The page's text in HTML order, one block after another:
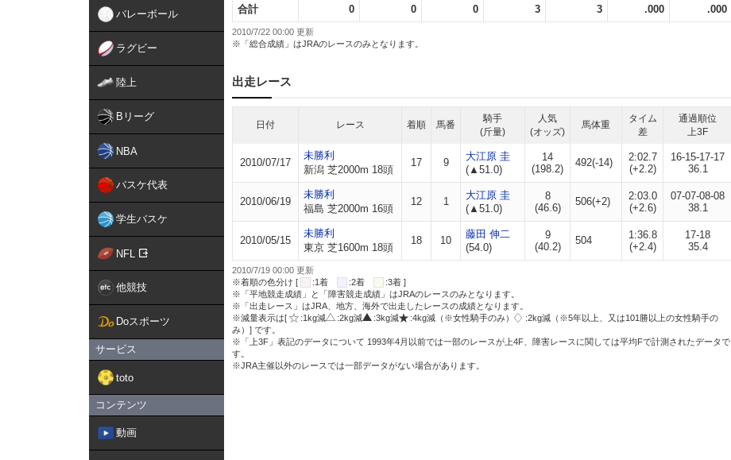
バレーボール
ラグビー
陸上
Bリーグ
NBA
バスケ代表
学生バスケ
NFL
他競技
Doスポーツ
サービス
toto
コンテンツ
動画
合計 0 0 0 3 3 .000 .000
2010/7/22 00:00 更新
※「総合成績」はJRAのレースのみとなります。
出走レース
日付 レース 着順 馬番
騎手
(斤量)
人気
(オッズ)
馬体重
タイム
差
通過順位
上3F
2010/07/17
未勝利
新潟 芝2000m 18頭
17 9
大江原 圭
(▲51.0)
14
(198.2)
492(-14)
2:02.7
(+2.2)
16-15-17-17
36.1
2010/06/19
未勝利
福島 芝2000m 16頭
12 1
大江原 圭
(▲51.0)
8
(46.6)
506(+2)
2:03.0
(+2.6)
07-07-08-08
38.1
2010/05/15
未勝利
東京 芝1600m 18頭
18 10
藤田 伸二
(54.0)
9
(40.2)
504
1:36.8
(+2.4)
17-18
35.4
2010/7/19 00:00 更新
※着順の色分け [
:1着 :2着
:3着 ]
※「平地競走成績」と「障害競走成績」はJRAのレースのみとなります。
※「出走レース」はJRA、地方、海外で出走したレースの成績となります。
※減量表示は[
:1kg減 :2kg減 :3kg減 :4kg減（※女性騎手のみ）
:2kg減（※5年以上、又は101勝以上の女性騎手の
み）] です。
※「上3F」表記のデータについて 1993年4月以前では一部のレースが上4F、障害レースに関しては平均Fで計測されたデータで
す。
※JRA主催以外のレースでは一部データがない場合があります。